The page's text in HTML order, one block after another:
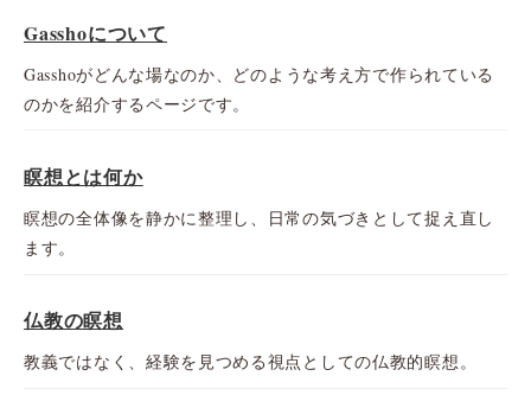
Gasshoについて
Gasshoがどんな場なのか、どのような考え方で作られている
のかを紹介するページです。
瞑想とは何か
瞑想の全体像を静かに整理し、日常の気づきとして捉え直し
ます。
仏教の瞑想
教義ではなく、経験を見つめる視点としての仏教的瞑想。